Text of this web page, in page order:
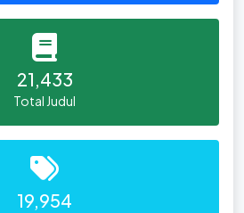
21,433
Total Judul
19,954